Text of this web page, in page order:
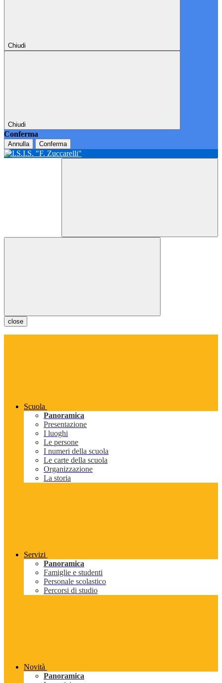
Chiudi
Chiudi
Conferma
Annulla Conferma
close
Scuola
Panoramica
Presentazione
I luoghi
Le persone
I numeri della scuola
Le carte della scuola
Organizzazione
La storia
Servizi
Panoramica
Famiglie e studenti
Personale scolastico
Percorsi di studio
Novità
Panoramica